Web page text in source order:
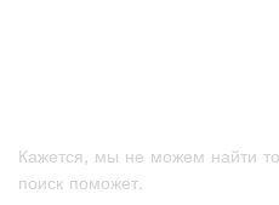
Кажется, мы не можем найти
поиск поможет.